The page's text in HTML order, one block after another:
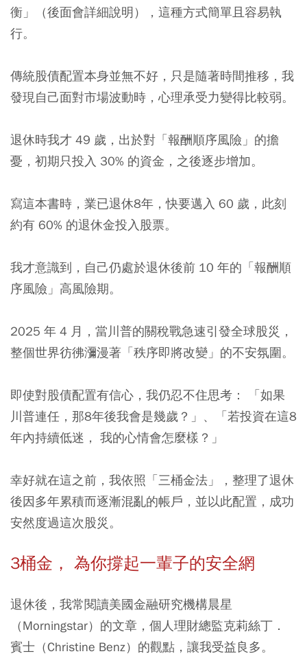
衡」（後面會詳細說明），這種方式簡單且容易執
行。
傳統股債配置本身並無不好，只是隨著時間推移，我
發現自己面對市場波動時，心理承受力變得比較弱。
退休時我才 49 歲，出於對「報酬順序風險」的擔
憂，初期只投入 30% 的資金，之後逐步增加。
寫這本書時，業已退休8年，快要邁入 60 歲，此刻
約有 60% 的退休金投入股票。
我才意識到，自己仍處於退休後前 10 年的「報酬順
序風險」高風險期。
2025 年 4 月，當川普的關稅戰急速引發全球股災，
整個世界彷彿瀰漫著「秩序即將改變」的不安氛圍。
即使對股債配置有信心，我仍忍不住思考： 「如果
川普連任，那8年後我會是幾歲？」、「若投資在這8
年內持續低迷， 我的心情會怎麼樣？」
幸好就在這之前，我依照「三桶金法」，整理了退休
後因多年累積而逐漸混亂的帳戶，並以此配置，成功
安然度過這次股災。
3桶金， 為你撐起一輩子的安全網
退休後，我常閱讀美國金融研究機構晨星
（Morningstar）的文章，個人理財總監克莉絲丁．
賓士（Christine Benz）的觀點，讓我受益良多。